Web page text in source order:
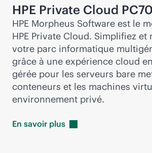
HPE Private Cloud
HPE Morpheus Software est le
HPE Private Cloud. Simplifiez et
votre parc informatique
grâce à une expérience cloud
gérée pour les serveurs bare
conteneurs et les machines
environnement privé.
En savoir plus